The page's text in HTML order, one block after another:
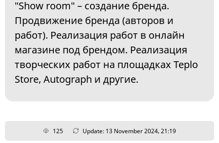
"Show room" – создание бренда.
Продвижение бренда (авторов и
работ). Реализация работ в онлайн
магазине под брендом. Реализация
творческих работ на площадках Teplo
Store, Autograph и другие.
125 Update: 13 November 2024, 21:19